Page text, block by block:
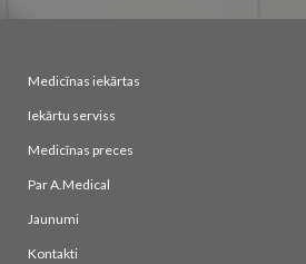
Medicīnas iekārtas
Iekārtu serviss
Medicīnas preces
Par A.Medical
Jaunumi
Kontakti